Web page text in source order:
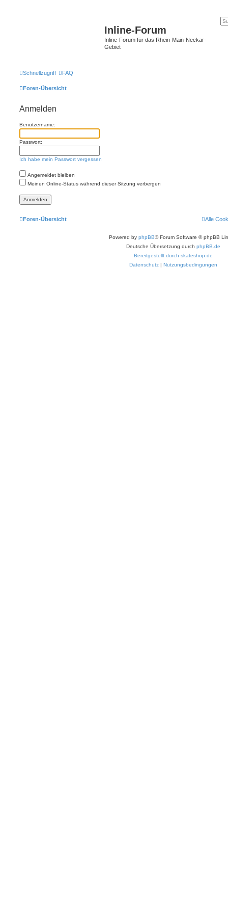
Inline-Forum
Inline-Forum für das Rhein-Main-Neckar-
Gebiet
Schnellzugriff FAQ
Foren-Übersicht
Anmelden
Benutzername:
Passwort:
Ich habe mein Passwort vergessen
Angemeldet bleiben
Meinen Online-Status während dieser Sitzung verbergen
Foren-Übersicht Alle
Powered by phpBB® Forum Software © phpBB
Deutsche Übersetzung durch phpBB.de
Bereitgestellt durch skateshop.de
Datenschutz | Nutzungsbedingungen